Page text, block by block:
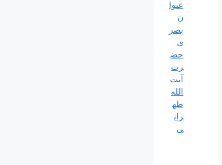
عنوا
ن
بصر
ی
حض
رت
آیت
الله
طه
ران
ی